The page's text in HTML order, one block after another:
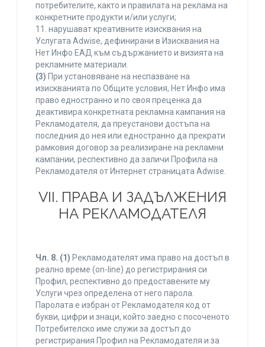
потребителите, както и правилата на реклама на
конкретните продукти и/или услуги;
11. нарушават креативните изисквания на
Услугата Adwise, дефинирани в Изисквания на
Нет Инфо ЕАД към съдържанието и визията на
рекламните материали.
(3) При установяване на неспазване на
изискванията по Общите условия, Нет Инфо има
право едностранно и по своя преценка да
деактивира конкретната рекламна кампания на
Рекламодателя, да преустанови достъпа на
последния до нея или едностранно да прекрати
рамковия договор за реализиране на рекламни
кампании, респективно да заличи Профила на
Рекламодателя от Интернет страницата Adwise.
VII. ПРАВА И ЗАДЪЛЖЕНИЯ
НА РЕКЛАМОДАТЕЛЯ
Чл. 8. (1) Рекламодателят има право на достъп в
реално време (on-line) до регистрирания си
Профил, респективно до предоставените му
Услуги чрез определена от него парола.
Паролата е избран от Рекламодателя код от
букви, цифри и знаци, който заедно с посоченото
Потребителско име служи за достъп до
регистрирания Профил на Рекламодателя и за